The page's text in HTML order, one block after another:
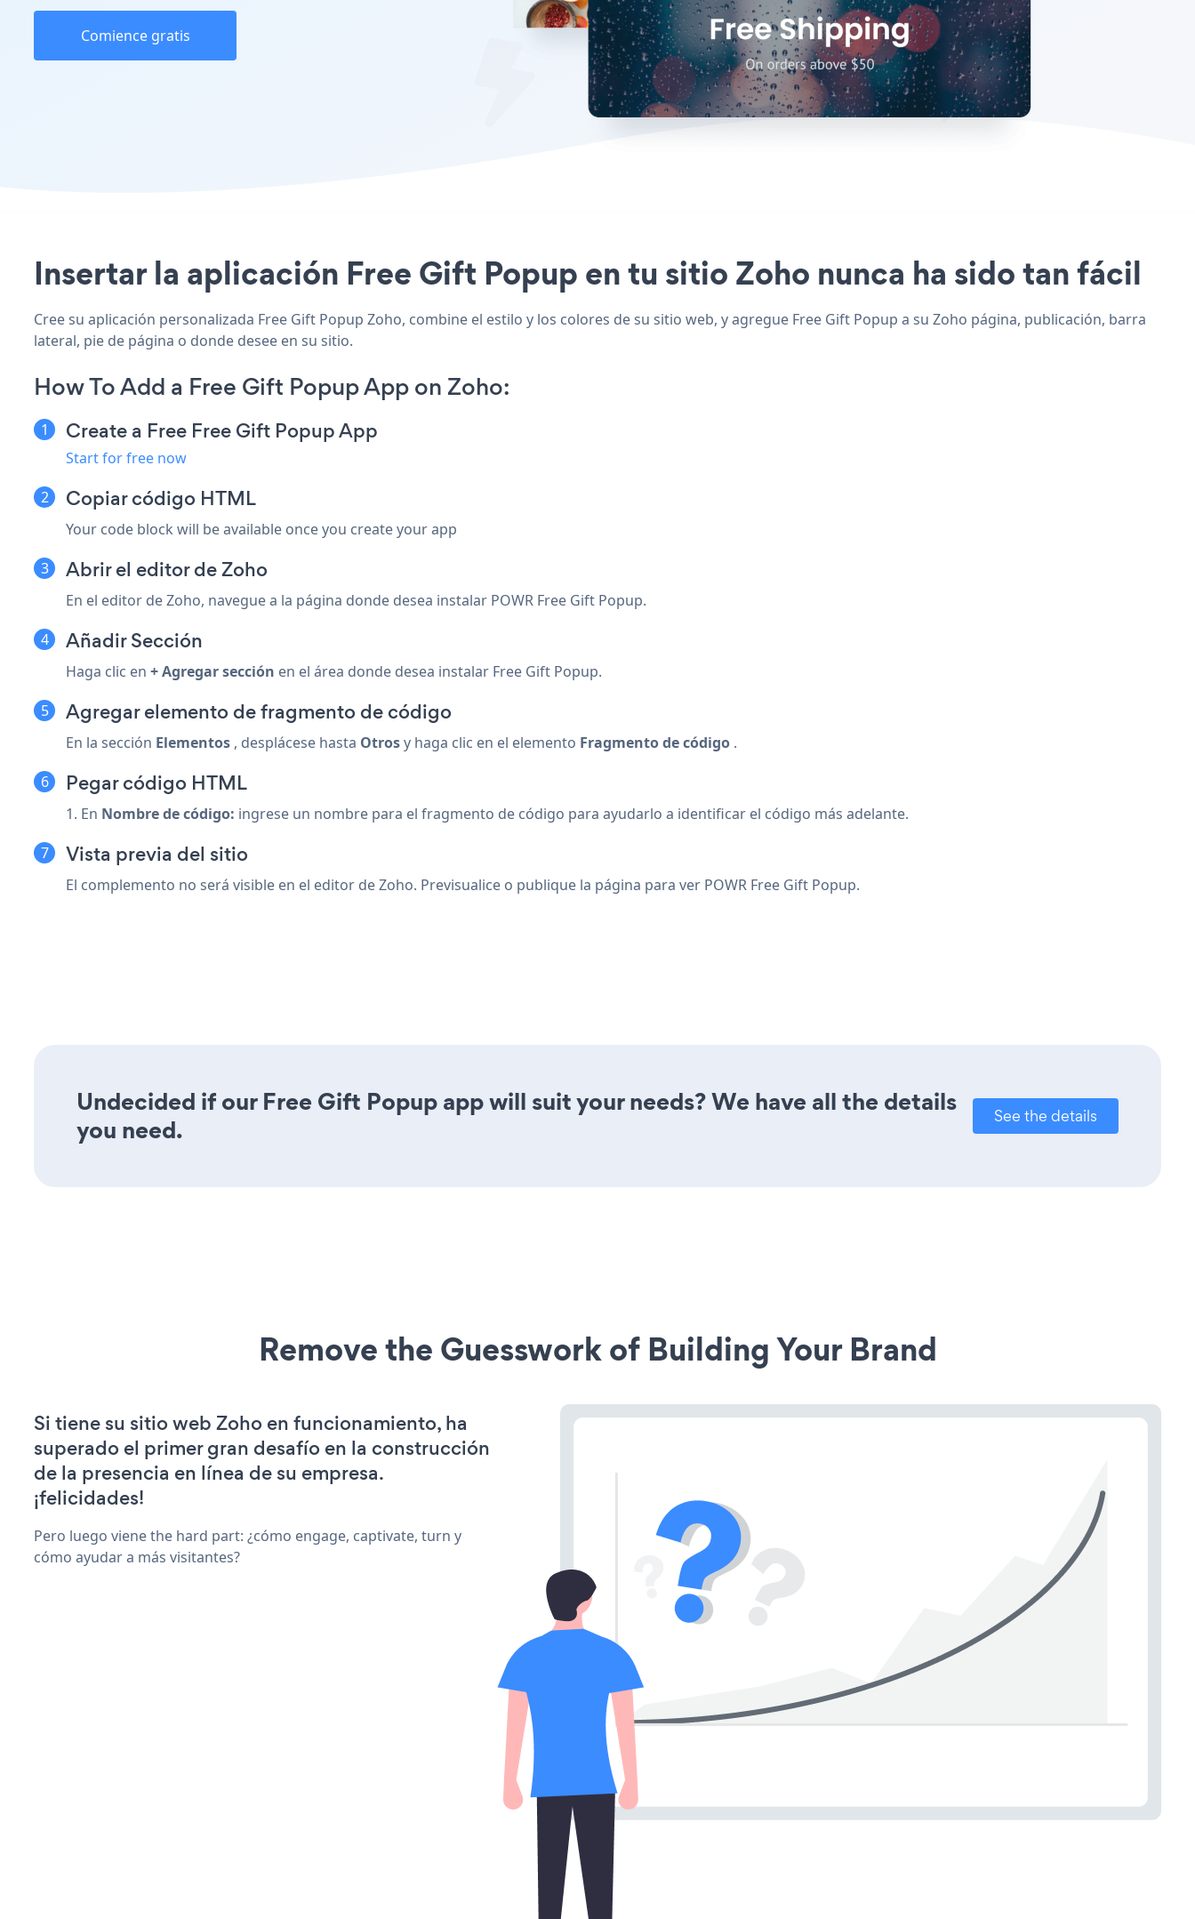
Comience gratis
Insertar la aplicación Free Gift Popup en tu sitio Zoho nunca ha sido tan fácil
Cree su aplicación personalizada Free Gift Popup Zoho, combine el estilo y los colores de su sitio web, y agregue Free Gift Popup a su Zoho página, publicación, barra
lateral, pie de página o donde desee en su sitio.
How To Add a Free Gift Popup App on Zoho:
Create a Free Free Gift Popup App
Start for free now
Copiar código HTML
Your code block will be available once you create your app
Abrir el editor de Zoho
En el editor de Zoho, navegue a la página donde desea instalar POWR Free Gift Popup.
Añadir Sección
Haga clic en + Agregar sección en el área donde desea instalar Free Gift Popup.
Agregar elemento de fragmento de código
En la sección Elementos , desplácese hasta Otrosy haga clic en el elemento Fragmento de código .
Pegar código HTML
1. En Nombre de código: ingrese un nombre para el fragmento de código para ayudarlo a identificar el código más adelante.
Vista previa del sitio
El complemento no será visible en el editor de Zoho. Previsualice o publique la página para ver POWR Free Gift Popup.
Undecided if our Free Gift Popup app will suit your needs? We have all the details
you need.
See the details
Remove the Guesswork of Building Your Brand
Si tiene su sitio web Zoho en funcionamiento, ha
superado el primer gran desafío en la construcción
de la presencia en línea de su empresa.
¡felicidades!
Pero luego viene the hard part: ¿cómo engage, captivate, turn y
cómo ayudar a más visitantes?